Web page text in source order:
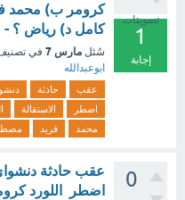
تصويتات
1
إجابة
كرومر ب) محمد
كامل د) رياض ؟ -
سُئل مارس 7 في
ابوعبدالله
عقب حادثة
اضطر
الاستقالة
محمد
فريد
0
اضطر اللورد